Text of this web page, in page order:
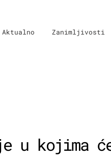
Aktualno Zanimljivosti
u kojima